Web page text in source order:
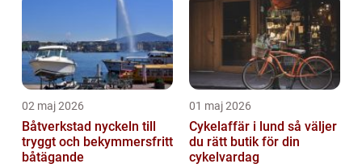
02 maj 2026
Båtverkstad nyckeln till
tryggt och bekymmersfritt
båtägande
01 maj 2026
Cykelaffär i lund så väljer
du rätt butik för din
cykelvardag